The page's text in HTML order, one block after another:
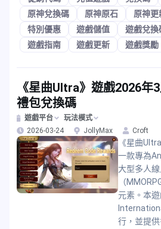
原神兌換碼
原神原石 原神更
特別優惠
遊戲儲值 遊戲兌換
遊戲指南
遊戲更新 遊戲獎勵
《星曲Ultra》遊戲2026年
禮包兌換碼
遊戲平台
玩法模式
2026-03-24
JollyMax Croft
《星曲
一款專為
大型多人
（
元素。本
行，並提